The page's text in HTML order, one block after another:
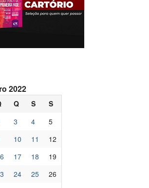
2022
Q S
S
3 4
5
10 11
12
17 18
19
24 25
26